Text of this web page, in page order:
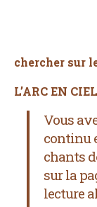
chercher sur
L’ARC EN
Vous
continu
chants
sur la
lecture